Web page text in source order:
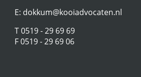
E: dokkum@kooiadvocaten.nl
T 0519 - 29 69 69
F 0519 - 29 69 06